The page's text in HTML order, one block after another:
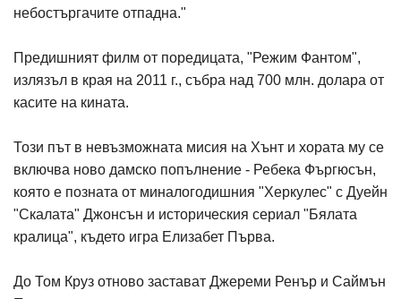
небостъргачите отпадна."
Предишният филм от поредицата, "Режим Фантом",
излязъл в края на 2011 г., събра над 700 млн. долара от
касите на кината.
Този път в невъзможната мисия на Хънт и хората му се
включва ново дамско попълнение - Ребека Фъргюсън,
която е позната от миналогодишния "Херкулес" с Дуейн
"Скалата" Джонсън и историческия сериал "Бялата
кралица", където игра Елизабет Първа.
До Том Круз отново застават Джереми Ренър и Саймън